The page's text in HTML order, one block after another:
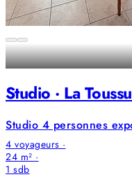
Studio · La
Studio 4 personnes
4 voyageurs ·
24 m² ·
1sdb